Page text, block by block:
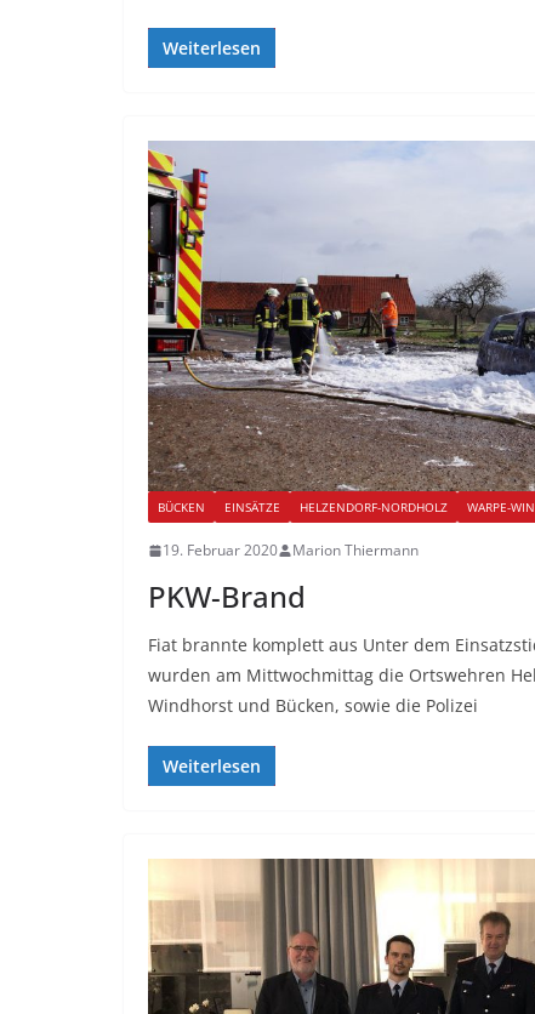
Weiterlesen
BÜCKEN EINSÄTZE HELZENDORF-NORDHOLZ WARPE-
19. Februar 2020 Marion Thiermann
PKW-Brand
Fiat brannte komplett aus Unter dem
wurden am Mittwochmittag die Ortswehren
Windhorst und Bücken, sowie die Polizei
Weiterlesen